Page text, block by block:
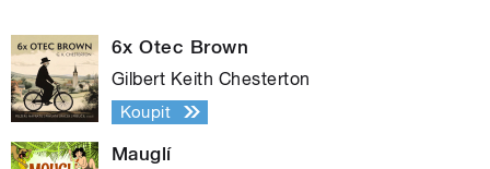
6x Otec Brown
Gilbert Keith Chesterton
Koupit
Mauglí